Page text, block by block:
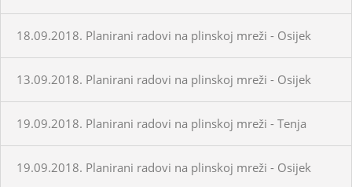
18.09.2018. Planirani radovi na plinskoj mreži - Osijek
13.09.2018. Planirani radovi na plinskoj mreži - Osijek
19.09.2018. Planirani radovi na plinskoj mreži - Tenja
19.09.2018. Planirani radovi na plinskoj mreži - Osijek